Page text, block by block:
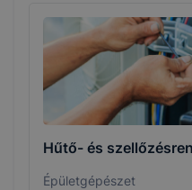
Hűtő- és
Épületgépészet